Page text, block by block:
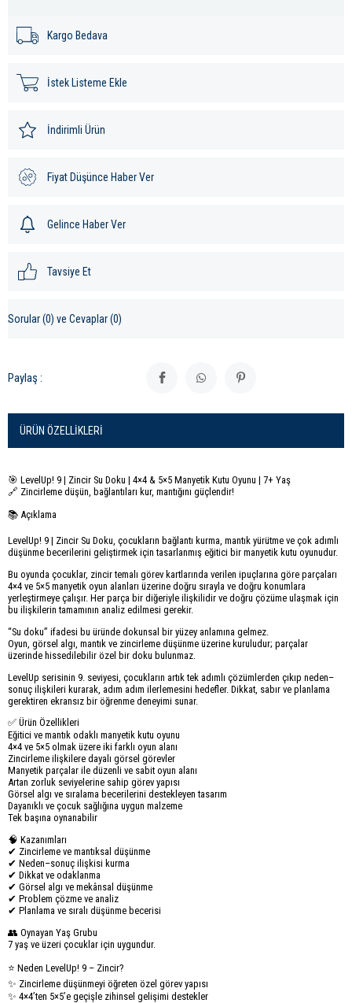
Kargo Bedava
İstek Listeme Ekle
İndirimli Ürün
Fiyat Düşünce Haber Ver
Gelince Haber Ver
Tavsiye Et
Sorular (0) ve Cevaplar (0)
Paylaş :
ÜRÜN ÖZELLIKLERI
🎯 LevelUp! 9 | Zincir Su Doku | 4×4 & 5×5 Manyetik Kutu Oyunu | 7+ Yaş
🔗 Zincirleme düşün, bağlantıları kur, mantığını güçlendir!
📚 Açıklama
LevelUp! 9 | Zincir Su Doku, çocukların bağlantı kurma, mantık yürütme ve çok adımlı
düşünme becerilerini geliştirmek için tasarlanmış eğitici bir manyetik kutu oyunudur.
Bu oyunda çocuklar, zincir temalı görev kartlarında verilen ipuçlarına göre parçaları
4×4 ve 5×5 manyetik oyun alanları üzerine doğru sırayla ve doğru konumlara
yerleştirmeye çalışır. Her parça bir diğeriyle ilişkilidir ve doğru çözüme ulaşmak için
bu ilişkilerin tamamının analiz edilmesi gerekir.
“Su doku” ifadesi bu üründe dokunsal bir yüzey anlamına gelmez.
Oyun, görsel algı, mantık ve zincirleme düşünme üzerine kuruludur; parçalar
üzerinde hissedilebilir özel bir doku bulunmaz.
LevelUp serisinin 9. seviyesi, çocukların artık tek adımlı çözümlerden çıkıp neden–
sonuç ilişkileri kurarak, adım adım ilerlemesini hedefler. Dikkat, sabır ve planlama
gerektiren ekran­sız bir öğrenme deneyimi sunar.
✅ Ürün Özellikleri
Eğitici ve mantık odaklı manyetik kutu oyunu
4×4 ve 5×5 olmak üzere iki farklı oyun alanı
Zincirleme ilişkilere dayalı görsel görevler
Manyetik parçalar ile düzenli ve sabit oyun alanı
Artan zorluk seviyelerine sahip görev yapısı
Görsel algı ve sıralama becerilerini destekleyen tasarım
Dayanıklı ve çocuk sağlığına uygun malzeme
Tek başına oynanabilir
🧠 Kazanımları
✔ Zincirleme ve mantıksal düşünme
✔ Neden–sonuç ilişkisi kurma
✔ Dikkat ve odaklanma
✔ Görsel algı ve mekânsal düşünme
✔ Problem çözme ve analiz
✔ Planlama ve sıralı düşünme becerisi
👥 Oynayan Yaş Grubu
7 yaş ve üzeri çocuklar için uygundur.
⭐ Neden LevelUp! 9 – Zincir?
✨ Zincirleme düşünmeyi öğreten özel görev yapısı
✨ 4×4’ten 5×5’e geçişle zihinsel gelişimi destekler